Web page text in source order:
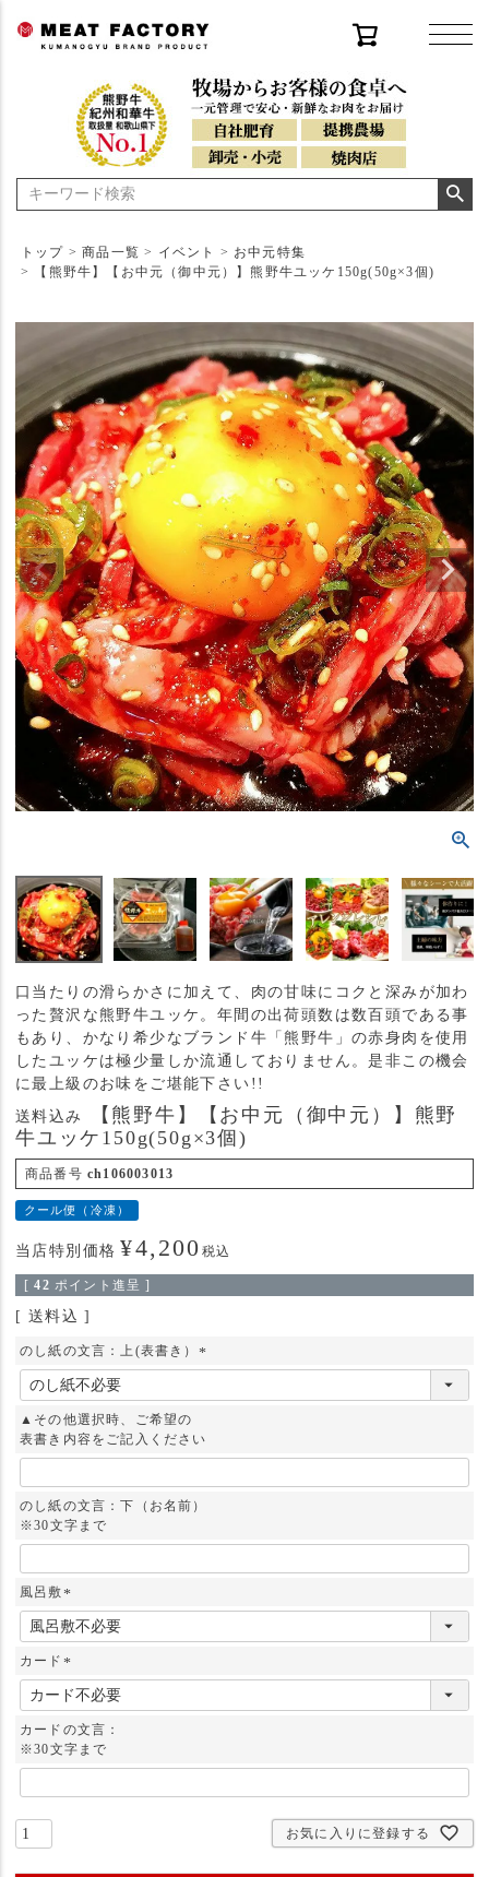
トップ 商品一覧 イベント
お中元特集
【熊野牛】【お中元（御中元）】熊野牛ユッケ150g(50g×3個)
口当たりの滑らかさに加えて、肉の甘味にコクと深みが加わ
った贅沢な熊野牛ユッケ。年間の出荷頭数は数百頭である事
もあり、かなり希少なブランド牛「熊野牛」の赤身肉を使用
したユッケは極少量しか流通しておりません。是非この機会
に最上級のお味をご堪能下さい!!
送料込み
【熊野牛】【お中元（御中元）】熊野
牛ユッケ150g(50g×3個)
商品番号 ch106003013
クール便（冷凍）
当店特別価格 ¥4,200 税込
[ 42 ポイント進呈 ]
送料込
のし紙の文言：上(表書き）
(
)
▲その他選択時、ご希望の
表書き内容をご記入ください
のし紙の文言：下（お名前）
※30文字まで
風呂敷
(
必
須
カード
(
必
須
)
カードの文言：
※30文字まで
お気に入りに登録する